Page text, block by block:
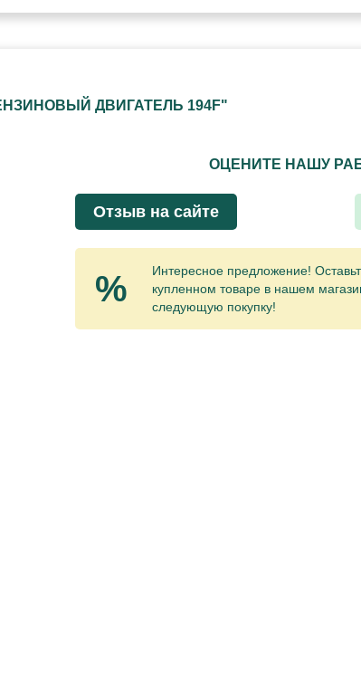
ДВИГАТЕЛЬ 194F"
ОЦЕНИТЕ НАШУ
Отзыв на сайте
%
Интересное предложение!
купленном товаре в нашем
следующую покупку!